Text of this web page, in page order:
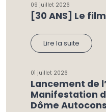
09 juillet 2026
[30 ANS] Le
Lire la suite
01 juillet 2026
Lancement de
Manifestation
Dôme